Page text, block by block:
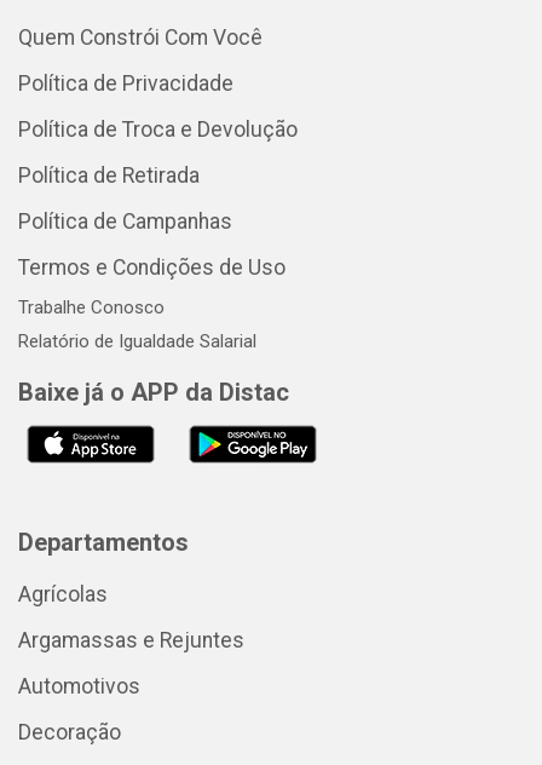
Quem Constrói Com Você
Política de Privacidade
Política de Troca e Devolução
Política de Retirada
Política de Campanhas
Termos e Condições de Uso
Trabalhe Conosco
Relatório de Igualdade Salarial
Baixe já o APP da Distac
Departamentos
Agrícolas
Argamassas e Rejuntes
Automotivos
Decoração